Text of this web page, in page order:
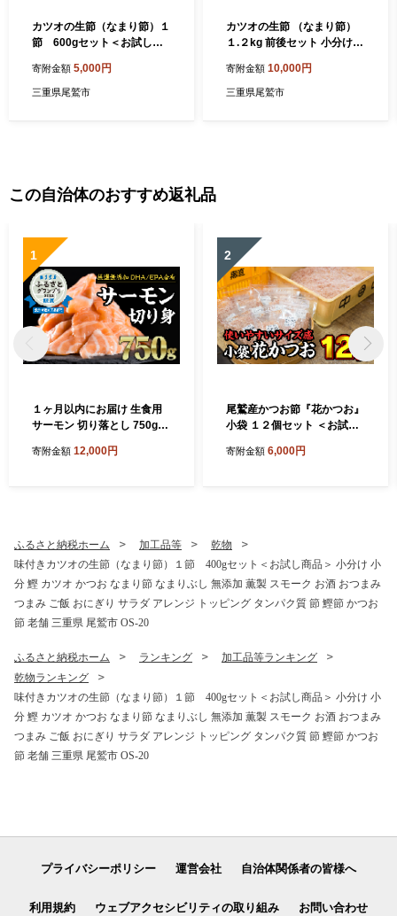
カツオの生節（なまり節）１
節 600gセット＜お試し商
かつお なまり節 なまりぶし
無添加 薫製 スモーク お酒 お
寄附金額 5,000円
三重県尾鷲市
カツオの生節 （なまり節）
１.２kg 前後セット 小分け
節 なまりぶし 無添加 薫製 ス
モーク お酒 おつまみ つまみ
寄附金額 10,000円
三重県尾鷲市
この自治体のおすすめ返礼品
1
１ヶ月以内にお届け 生食用
サーモン 切り落とし 750g
サーモン アトランティック
身 お刺身 刺し身 魚介類 海鮮
冷凍 厚切り 薄切り ふるさと
納税 ふるさとチョイス 三重
県 尾鷲市 OB-21
寄附金額 12,000円
2
尾鷲産かつお節『花かつお』
小袋 １２個セット ＜お試し
節 パック 削り節 鰹節 鰹 か
寄附金額 6,000円
ふるさと納税ホーム 加工品等
乾物
味付きカツオの生節（なまり節）１節 400gセット＜お試し商品＞ 小分け 小
分 鰹 カツオ かつお なまり節 なまりぶし 無添加 薫製 スモーク お酒 おつまみ
つまみ ご飯 おにぎり サラダ アレンジ トッピング タンパク質 節 鰹節 かつお
節 老舗 三重県 尾鷲市 OS-20
ふるさと納税ホーム ランキング
加工品等ランキング
乾物ランキング
味付きカツオの生節（なまり節）１節 400gセット＜お試し商品＞ 小分け 小
分 鰹 カツオ かつお なまり節 なまりぶし 無添加 薫製 スモーク お酒 おつまみ
つまみ ご飯 おにぎり サラダ アレンジ トッピング タンパク質 節 鰹節 かつお
節 老舗 三重県 尾鷲市 OS-20
プライバシーポリシー 運営会社 自治体関係者の皆様へ
利用規約 ウェブアクセシビリティの取り組み お問い合わせ